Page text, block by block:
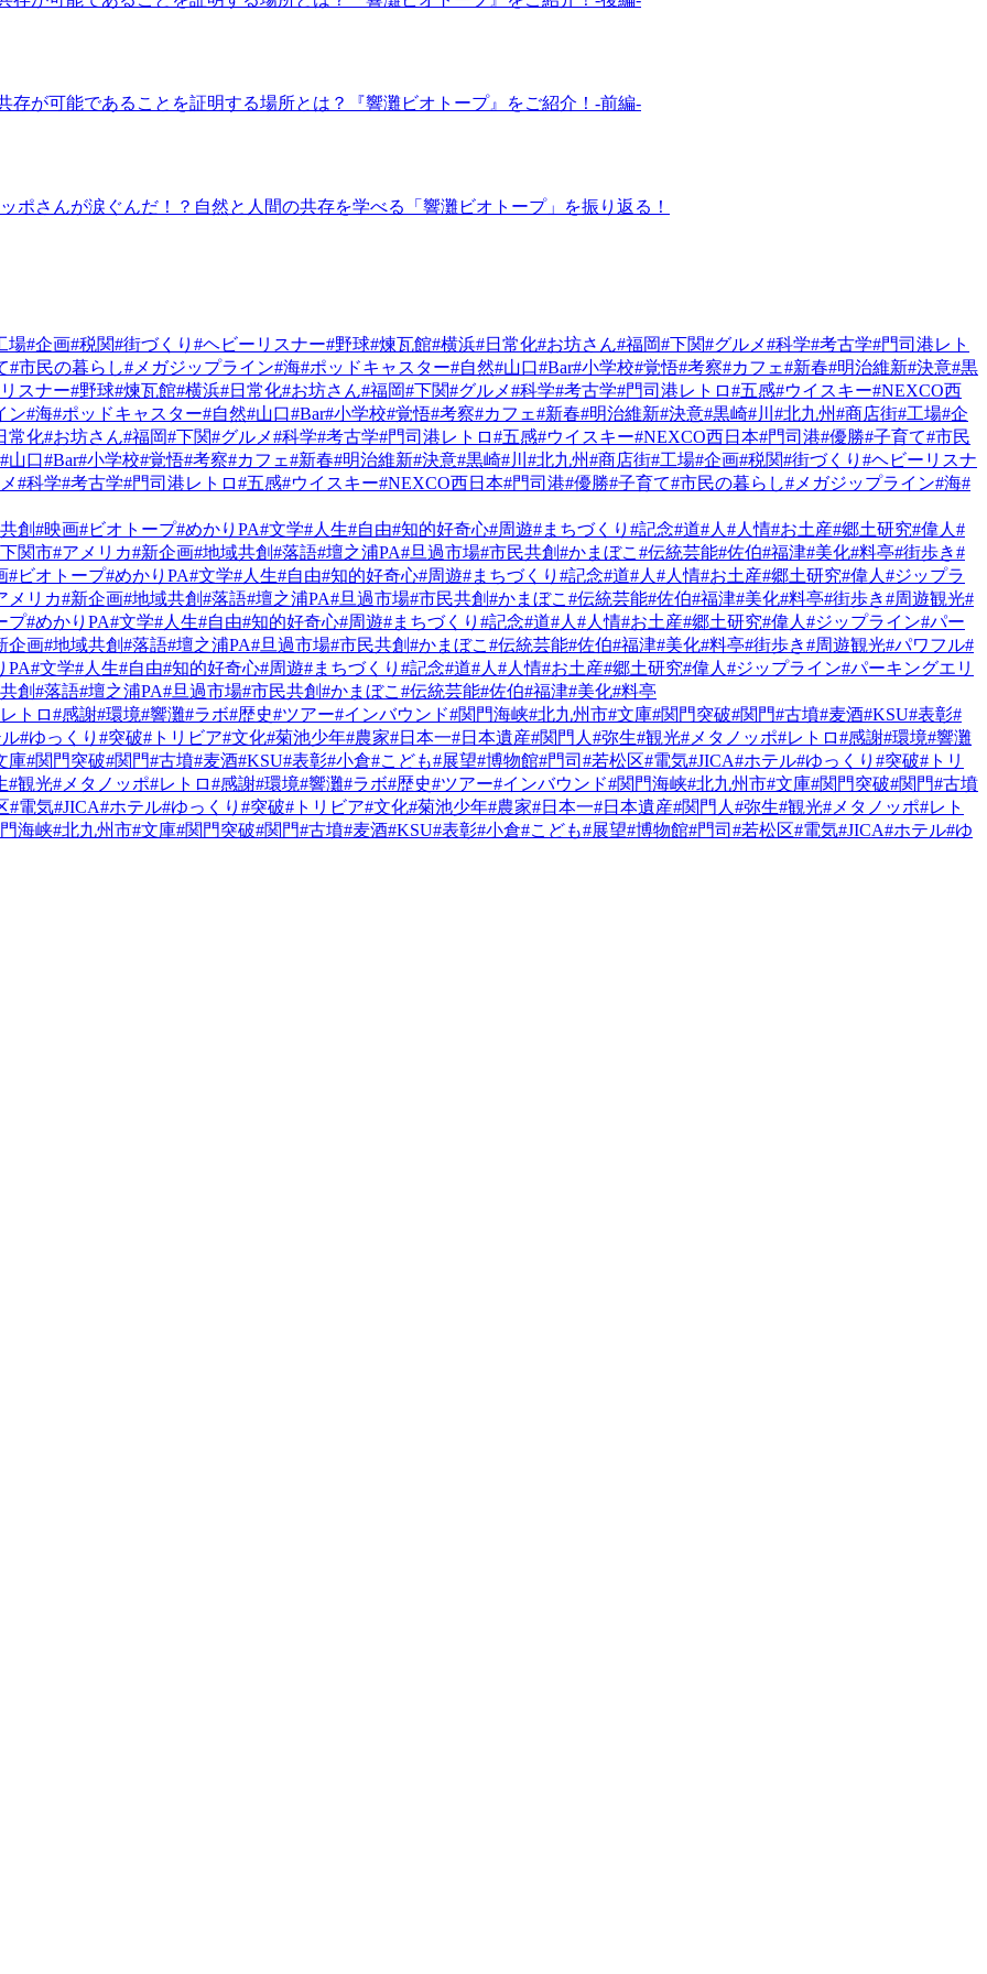
が可能であることを証明する場所とは？『響灘ビオトープ』をご紹介！-前編-
さんが涙ぐんだ！？自然と人間の共存を学べる「響灘ビオトープ」を振り返る！
場#企画#税関#街づくり #ヘビーリスナー#野球#煉瓦館#横浜#日常化#お坊さん#福岡#下関#グルメ#科学#考古学#門司港レト
#市民の暮らし#メガジップライン#海#ポッドキャスター#自然#山口#Bar#小学校#覚悟#考察#カフェ#新春#明治維新#決意#黒
スナー#野球#煉瓦館#横浜#日常化#お坊さん#福岡#下関#グルメ#科学#考古学#門司港レトロ#五感#ウイスキー#NEXCO西
ン#海#ポッドキャスター#自然#山口#Bar#小学校#覚悟#考察#カフェ#新春#明治維新#決意#黒崎#川 #北九州#商店街#工場#企
常化#お坊さん#福岡#下関#グルメ#科学#考古学#門司港レトロ#五感#ウイスキー#NEXCO西日本#門司港#優勝#子育て#市民
#山口#Bar#小学校#覚悟#考察#カフェ#新春#明治維新#決意#黒崎#川 #北九州#商店街#工場#企画#税関#街づくり #ヘビーリスナ
#科学#考古学#門司港レトロ#五感#ウイスキー#NEXCO西日本#門司港#優勝#子育て#市民の暮らし#メガジップライン#海#
創#映画#ビオトープ#めかりPA#文学#人生#自由#知的好奇心#周遊#まちづくり #記念#道#人 #人情#お土産#郷土研究#偉人 #
関市#アメリカ#新企画#地域共創#落語#壇之浦PA#旦過市場#市民共創#かまぼこ #伝統芸能#佐伯#福津#美化#料亭#街歩き#
#ビオトープ#めかりPA#文学#人生#自由#知的好奇心#周遊#まちづくり #記念#道#人 #人情#お土産#郷土研究#偉人 #ジップラ
メリカ#新企画#地域共創#落語#壇之浦PA#旦過市場#市民共創#かまぼこ #伝統芸能#佐伯#福津#美化#料亭#街歩き#周遊観光#
プ#めかりPA#文学#人生#自由#知的好奇心#周遊#まちづくり #記念#道#人 #人情#お土産#郷土研究#偉人 #ジップライン#パー
企画#地域共創#落語#壇之浦PA#旦過市場#市民共創#かまぼこ #伝統芸能#佐伯#福津#美化#料亭#街歩き#周遊観光#パワフル#
PA#文学#人生#自由#知的好奇心#周遊#まちづくり #記念#道#人 #人情#お土産#郷土研究#偉人 #ジップライン#パーキングエリ
創#落語#壇之浦PA#旦過市場#市民共創#かまぼこ #伝統芸能#佐伯#福津#美化#料亭
トロ#感謝#環境#響灘#ラボ#歴史#ツアー#インバウンド#関門海峡#北九州市#文庫#関門突破#関門#古墳#麦酒#KSU#表彰#
#ゆっくり #突破#トリビア#文化#菊池少年#農家#日本一#日本遺産#関門人 #弥生#観光#メタノッポ#レトロ#感謝#環境#響灘
庫#関門突破#関門#古墳#麦酒#KSU#表彰#小倉#こども#展望#博物館#門司 #若松区#電気#JICA#ホテル#ゆっくり #突破#トリ
#観光#メタノッポ#レトロ#感謝#環境#響灘#ラボ#歴史#ツアー#インバウンド#関門海峡#北九州市#文庫#関門突破#関門#古墳
#電気#JICA#ホテル#ゆっくり #突破#トリビア#文化#菊池少年#農家#日本一#日本遺産#関門人 #弥生#観光#メタノッポ#レト
海峡#北九州市#文庫#関門突破#関門#古墳#麦酒#KSU#表彰#小倉#こども#展望#博物館#門司 #若松区#電気#JICA#ホテル#ゆ